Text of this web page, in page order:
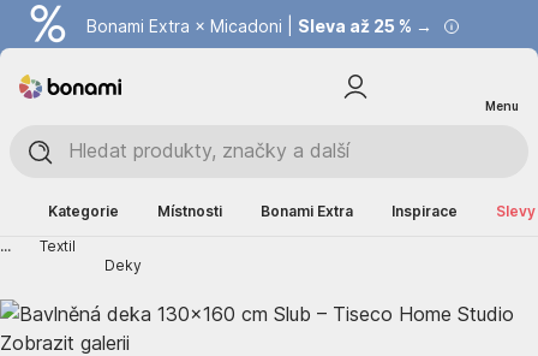
Bonami Extra × Micadoni | Sleva až 25 % →
Summer Sale | Ušetřete až 40 % →
Menu
Kategorie Místnosti Bonami Extra Inspirace
...
Textil
Deky
Zobrazit galerii